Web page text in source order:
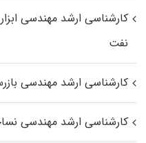
کارشناسی ارشد مهندسی
نفت
کارشناسی ارشد مهندسی
کارشناسی ارشد مهندسی